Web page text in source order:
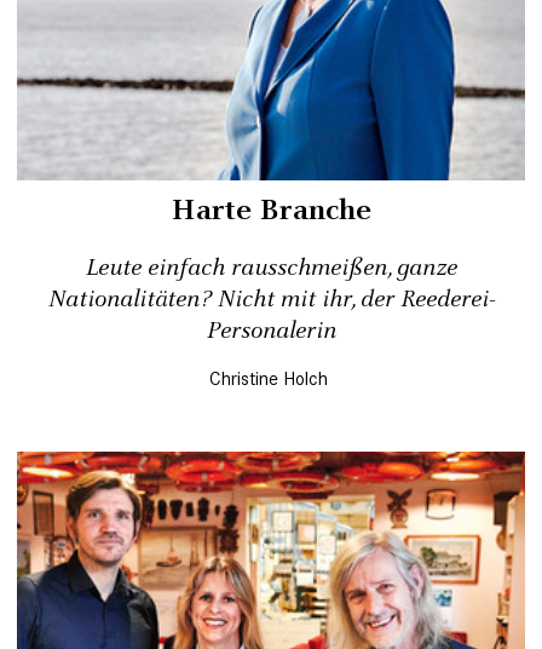
Harte Branche
Leute einfach rausschmeißen, ganze
Nationalitäten? Nicht mit ihr, der Reederei-
Personalerin
Christine Holch